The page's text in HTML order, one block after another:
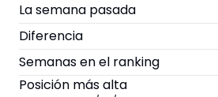
La semana pasada
Diferencia
Semanas en el ranking
Posición más alta